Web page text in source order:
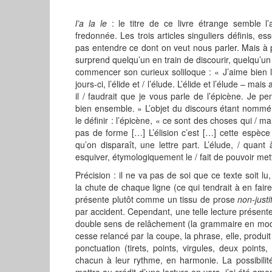
l’a la le: le titre de ce livre étrange semble
fredonnée. Les trois articles singuliers définis,
pas entendre ce dont on veut nous parler. Mais
surprend quelqu’un en train de discourir,
commencer son curieux soliloque : « J’aime
jours-ci, l’élide et / l’élude. L’élide et l’élude –
il / faudrait que je vous parle de l’épicène. Je
bien ensemble. » L’objet du discours étant
le définir : l’épicène, « ce sont des choses qui /
pas de forme […] L’élision c’est […] cette
qu’on disparaît, une lettre part. L’élude, / quant
esquiver, étymologiquement le / fait de pouvoir
Précision : il ne va pas de soi que ce texte soit
la chute de chaque ligne (ce qui tendrait à en
présente plutôt comme un tissu de prosenon-
par accident. Cependant, une telle lecture
double sens de relâchement (la grammaire en
cesse relancé par la coupe, la phrase, elle,
ponctuation (tirets, points, virgules, deux
chacun à leur rythme, en harmonie. La